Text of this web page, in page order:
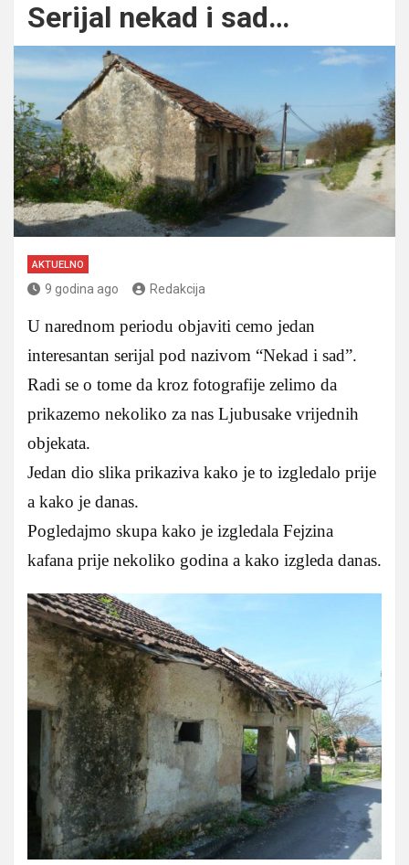
Serijal nekad i sad…
AKTUELNO
9 godina ago Redakcija
U narednom periodu objaviti cemo jedan
interesantan serijal pod nazivom “Nekad i sad”.
Radi se o tome da kroz fotografije zelimo da
prikazemo nekoliko za nas Ljubusake vrijednih
objekata.
Jedan dio slika prikaziva kako je to izgledalo prije
a kako je danas.
Pogledajmo skupa kako je izgledala Fejzina
kafana prije nekoliko godina a kako izgleda danas.